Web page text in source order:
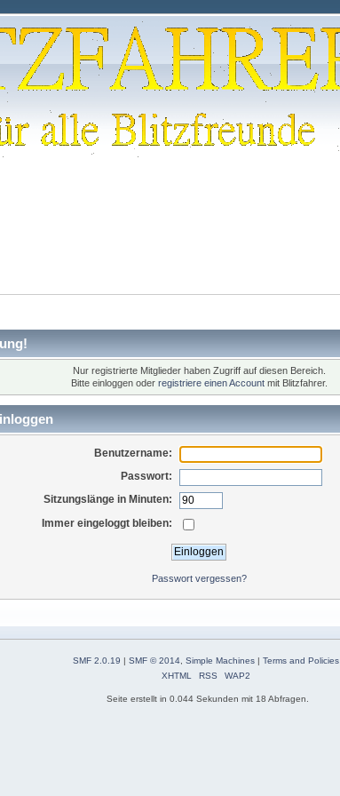
Nur registrierte Mitglieder haben Zugriff auf diesen Bereich.
Bitte einloggen oder registriere einen Accountmit Blitzfahrer.
Benutzername:
Passwort:
Sitzungslänge in Minuten:
Immer eingeloggt bleiben:
Passwort vergessen?
SMF 2.0.19 | SMF © 2014, Simple Machines| Terms and Policies
XHTML
RSS WAP2
Seite erstellt in 0.044 Sekunden mit 18 Abfragen.